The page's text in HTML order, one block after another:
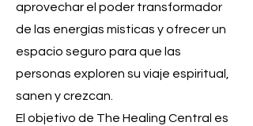
aprovechar el poder transformador
de las energías místicas y ofrecer un
espacio seguro para que las
personas exploren su viaje espiritual,
sanen y crezcan.
El objetivo de The Healing Central es